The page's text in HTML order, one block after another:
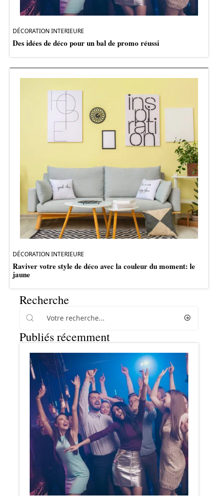
DÉCORATION INTERIEURE
Des idées de déco pour un bal de promo réussi
DÉCORATION INTERIEURE
Raviver votre style de déco avec la couleur du moment: le
jaune
Recherche
Publiés récemment